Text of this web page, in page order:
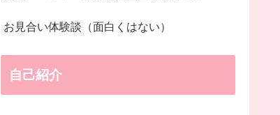
お見合い体験談（面白くはない）
自己紹介